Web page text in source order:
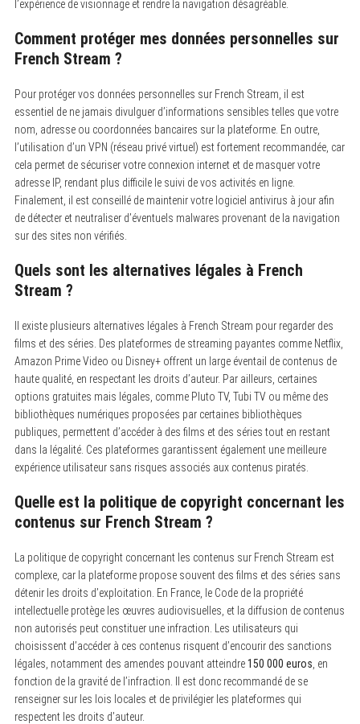
l’expérience de visionnage et rendre la navigation désagréable.
Comment protéger mes données personnelles sur
French Stream ?
Pour protéger vos données personnelles sur French Stream, il est
essentiel de ne jamais divulguer d’informations sensibles telles que votre
nom, adresse ou coordonnées bancaires sur la plateforme. En outre,
l’utilisation d’un VPN (réseau privé virtuel) est fortement recommandée, car
cela permet de sécuriser votre connexion internet et de masquer votre
adresse IP, rendant plus difficile le suivi de vos activités en ligne.
Finalement, il est conseillé de maintenir votre logiciel antivirus à jour afin
de détecter et neutraliser d’éventuels malwares provenant de la navigation
sur des sites non vérifiés.
Quels sont les alternatives légales à French
Stream ?
Il existe plusieurs alternatives légales à French Stream pour regarder des
films et des séries. Des plateformes de streaming payantes comme Netflix,
Amazon Prime Video ou Disney+ offrent un large éventail de contenus de
haute qualité, en respectant les droits d’auteur. Par ailleurs, certaines
options gratuites mais légales, comme Pluto TV, Tubi TV ou même des
bibliothèques numériques proposées par certaines bibliothèques
publiques, permettent d’accéder à des films et des séries tout en restant
dans la légalité. Ces plateformes garantissent également une meilleure
expérience utilisateur sans risques associés aux contenus piratés.
Quelle est la politique de copyright concernant les
contenus sur French Stream ?
La politique de copyright concernant les contenus sur French Stream est
complexe, car la plateforme propose souvent des films et des séries sans
détenir les droits d’exploitation. En France, le Code de la propriété
intellectuelle protège les œuvres audiovisuelles, et la diffusion de contenus
non autorisés peut constituer une infraction. Les utilisateurs qui
choisissent d’accéder à ces contenus risquent d’encourir des sanctions
légales, notamment des amendes pouvant atteindre150 000 euros , en
fonction de la gravité de l’infraction. Il est donc recommandé de se
renseigner sur les lois locales et de privilégier les plateformes qui
respectent les droits d’auteur.